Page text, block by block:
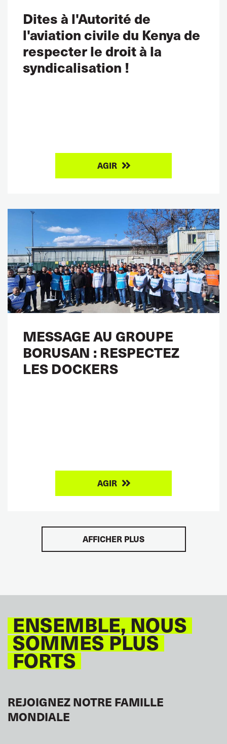
Dites à l'Autorité de
l'aviation civile du Kenya de
respecter le droit à la
syndicalisation !
AGIR
MESSAGE AU GROUPE
BORUSAN : RESPECTEZ
LES DOCKERS
AGIR
AFFICHER PLUS
ENSEMBLE, NOUS
SOMMES PLUS
FORTS
REJOIGNEZ NOTRE FAMILLE
MONDIALE